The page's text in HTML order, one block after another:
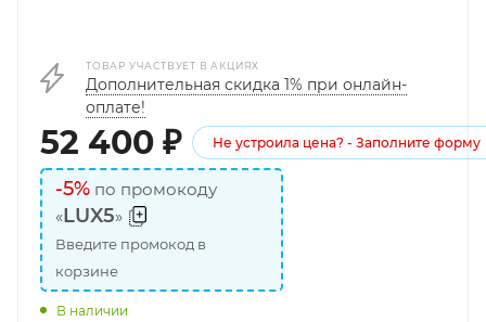
ТОВАР УЧАСТВУЕТ В АКЦИЯХ
Дополнительная скидка 1% при онлайн-
оплате!
52 400 ₽ Не устроила цена? - Заполните форму
-5% по промокоду
«LUX5»
Введите промокод в
корзине
В наличии